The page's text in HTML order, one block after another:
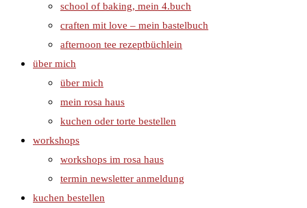
school of baking, mein 4.buch
craften mit love – mein bastelbuch
afternoon tee rezeptbüchlein
über mich
über mich
mein rosa haus
kuchen oder torte bestellen
workshops
workshops im rosa haus
termin newsletter anmeldung
kuchen bestellen